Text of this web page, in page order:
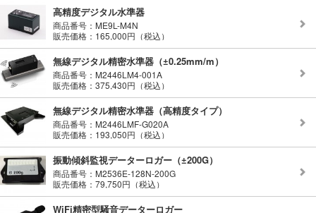
高精度デジタル水準器
商品番号：ME9L-M4N
販売価格：165,000円（税込）
無線デジタル精密水準器（±0.25mm/m）
商品番号：M2446LM4-001A
販売価格：375,430円（税込）
無線デジタル精密水準器（高精度タイプ）
商品番号：M2446LMF-G020A
販売価格：193,050円（税込）
振動傾斜監視データーロガー（±200G）
商品番号：M2536E-128N-200G
販売価格：79,750円（税込）
WiFi精密型騒音データーロガー